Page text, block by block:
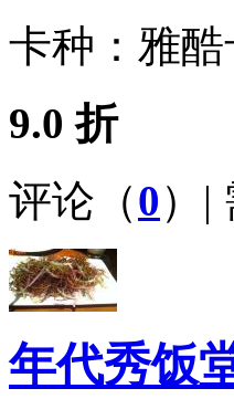
卡种： 雅
9.0 折
评论（0）|
年代秀饭